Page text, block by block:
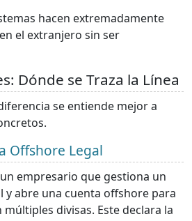
hacen extremadamente
el extranjero sin ser
Dónde se Traza la Línea
se entiende mejor a
Offshore Legal
empresario que gestiona un
y abre una cuenta offshore para
divisas. Este declara la